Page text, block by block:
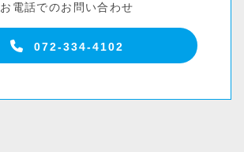
お電話でのお問い合わせ
072-334-4102